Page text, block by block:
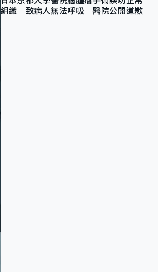
組織 致病人無法呼吸 醫院公開道歉